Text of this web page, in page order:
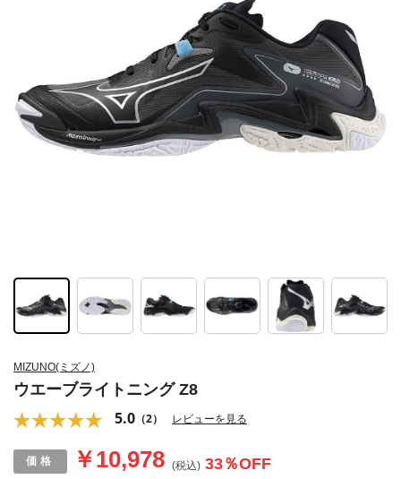
MIZUNO(ミズノ)
ウエーブライトニング Z8
5.0 （2） レビューを見る
￥10,978 (税込) 33％OFF